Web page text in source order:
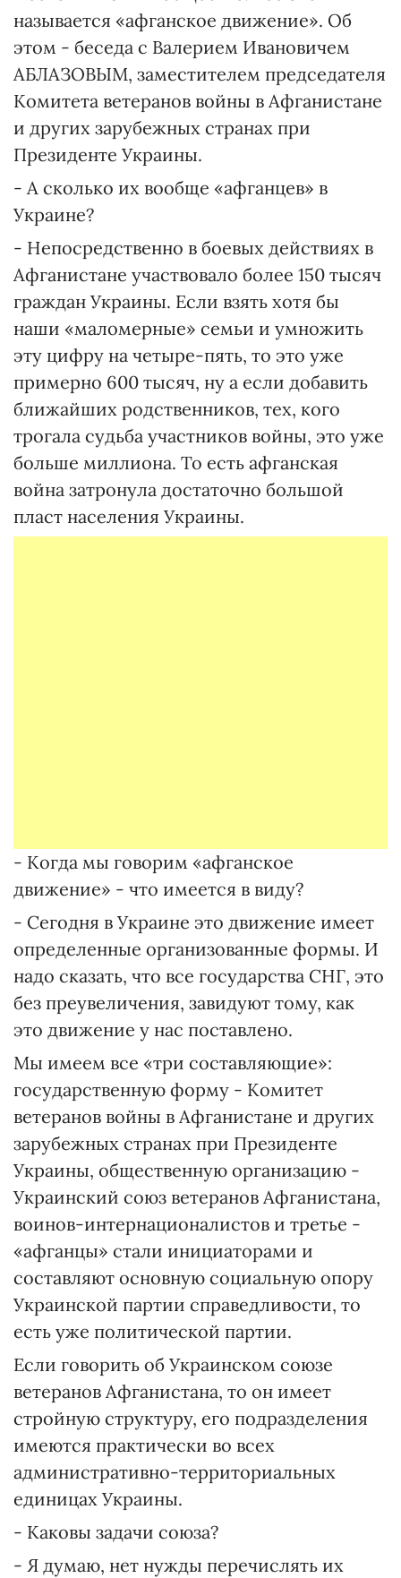
называется «афганское движение». Об
этом - беседа с Валерием Ивановичем
АБЛАЗОВЫМ, заместителем председателя
Комитета ветеранов войны в Афганистане
и других зарубежных странах при
Президенте Украины.
- А сколько их вообще «афганцев» в
Украине?
- Непосредственно в боевых действиях в
Афганистане участвовало более 150 тысяч
граждан Украины. Если взять хотя бы
наши «маломерные» семьи и умножить
эту цифру на четыре-пять, то это уже
примерно 600 тысяч, ну а если добавить
ближайших родственников, тех, кого
трогала судьба участников войны, это уже
больше миллиона. То есть афганская
война затронула достаточно большой
пласт населения Украины.
- Когда мы говорим «афганское
движение» - что имеется в виду?
- Сегодня в Украине это движение имеет
определенные организованные формы. И
надо сказать, что все государства СНГ, это
без преувеличения, завидуют тому, как
это движение у нас поставлено.
Мы имеем все «три составляющие»:
государственную форму - Комитет
ветеранов войны в Афганистане и других
зарубежных странах при Президенте
Украины, общественную организацию -
Украинский союз ветеранов Афганистана,
воинов-интернационалистов и третье -
«афганцы» стали инициаторами и
составляют основную социальную опору
Украинской партии справедливости, то
есть уже политической партии.
Если говорить об Украинском союзе
ветеранов Афганистана, то он имеет
стройную структуру, его подразделения
имеются практически во всех
административно-территориальных
единицах Украины.
- Каковы задачи союза?
- Я думаю, нет нужды перечислять их